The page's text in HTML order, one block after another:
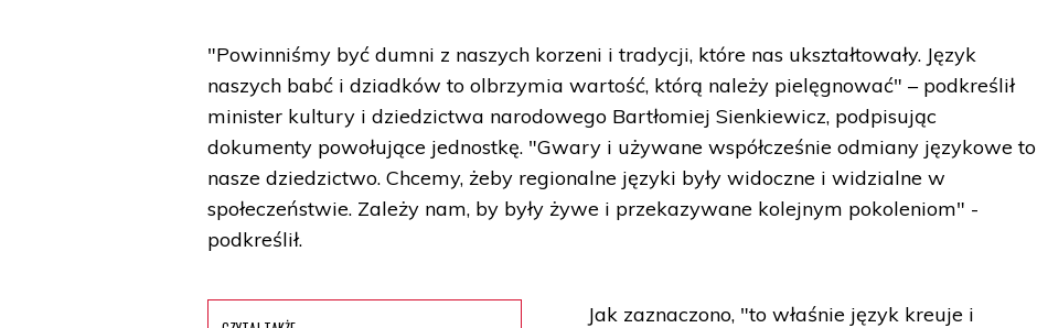
"Powinniśmy być dumni z naszych korzeni i tradycji, które nas ukształtowały. Język
naszych babć i dziadków to olbrzymia wartość, którą należy pielęgnować" – podkreślił
minister kultury i dziedzictwa narodowego Bartłomiej Sienkiewicz, podpisując
dokumenty powołujące jednostkę. "Gwary i używane współcześnie odmiany językowe to
nasze dziedzictwo. Chcemy, żeby regionalne języki były widoczne i widzialne w
społeczeństwie. Zależy nam, by były żywe i przekazywane kolejnym pokoleniom" -
podkreślił.
Jak zaznaczono, "to właśnie język kreuje i